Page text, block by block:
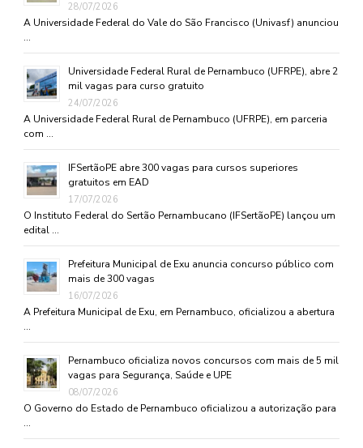
28/07/2026
A Universidade Federal do Vale do São Francisco (Univasf) anunciou
…
Universidade Federal Rural de Pernambuco (UFRPE), abre 2
mil vagas para curso gratuito
24/07/2026
A Universidade Federal Rural de Pernambuco (UFRPE), em parceria
com …
IFSertãoPE abre 300 vagas para cursos superiores
gratuitos em EAD
17/07/2026
O Instituto Federal do Sertão Pernambucano (IFSertãoPE) lançou um
edital …
Prefeitura Municipal de Exu anuncia concurso público com
mais de 300 vagas
16/07/2026
A Prefeitura Municipal de Exu, em Pernambuco, oficializou a abertura
…
Pernambuco oficializa novos concursos com mais de 5 mil
vagas para Segurança, Saúde e UPE
08/07/2026
O Governo do Estado de Pernambuco oficializou a autorização para
…